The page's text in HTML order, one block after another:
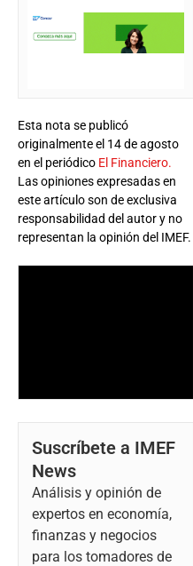
Esta nota se publicó
originalmente el 14 de agosto
en el periódico El Financiero.
Las opiniones expresadas en
este artículo son de exclusiva
responsabilidad del autor y no
representan la opinión del IMEF.
Suscríbete a IMEF
News
Análisis y opinión de
expertos en economía,
finanzas y negocios
para los tomadores de